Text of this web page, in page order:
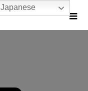
Japanese